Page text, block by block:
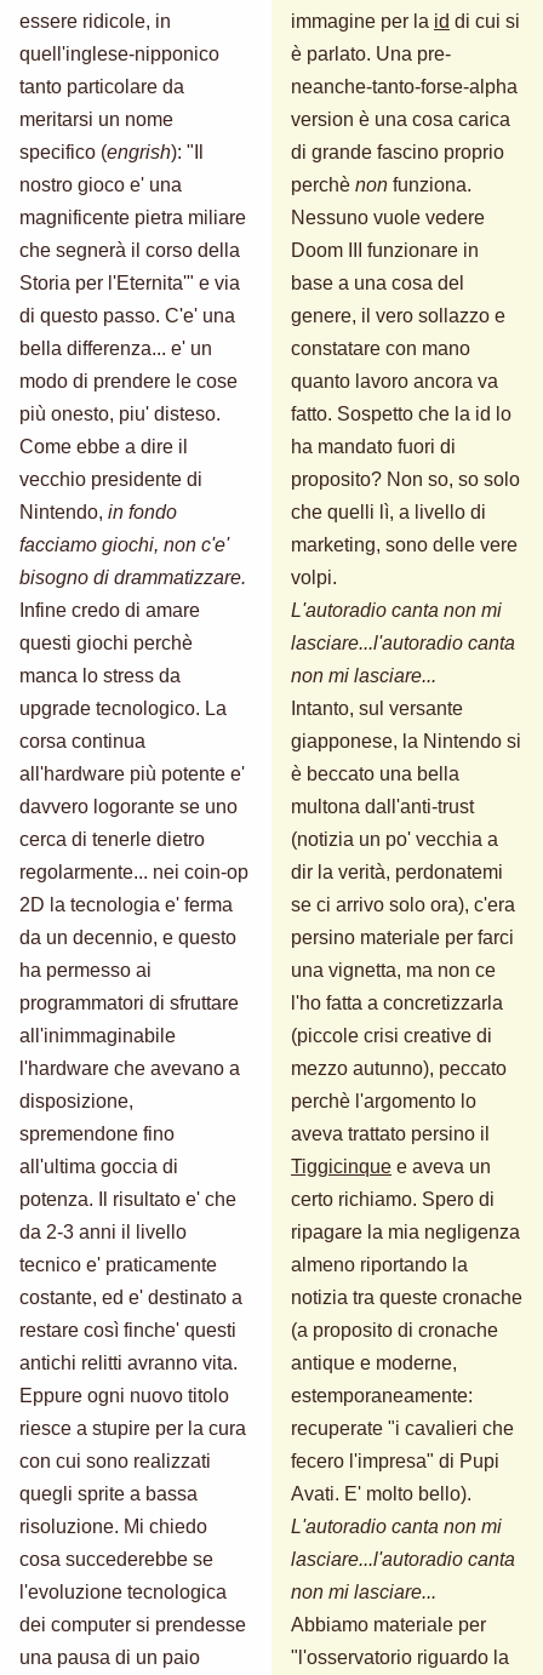
essere ridicole, in
quell'inglese-nipponico
tanto particolare da
meritarsi un nome
specifico (engrish): "Il
nostro gioco e' una
magnificente pietra miliare
che segnerà il corso della
Storia per l'Eternita'" e via
di questo passo. C'e' una
bella differenza... e' un
modo di prendere le cose
più onesto, piu' disteso.
Come ebbe a dire il
vecchio presidente di
Nintendo, in fondo
facciamo giochi, non c'e'
bisogno di drammatizzare.
Infine credo di amare
questi giochi perchè
manca lo stress da
upgrade tecnologico. La
corsa continua
all'hardware più potente e'
davvero logorante se uno
cerca di tenerle dietro
regolarmente... nei coin-op
2D la tecnologia e' ferma
da un decennio, e questo
ha permesso ai
programmatori di sfruttare
all'inimmaginabile
l'hardware che avevano a
disposizione,
spremendone fino
all'ultima goccia di
potenza. Il risultato e' che
da 2-3 anni il livello
tecnico e' praticamente
costante, ed e' destinato a
restare così finche' questi
antichi relitti avranno vita.
Eppure ogni nuovo titolo
riesce a stupire per la cura
con cui sono realizzati
quegli sprite a bassa
risoluzione. Mi chiedo
cosa succederebbe se
l'evoluzione tecnologica
dei computer si prendesse
una pausa di un paio
immagine per la id di cui si
è parlato. Una pre-
neanche-tanto-forse-alpha
version è una cosa carica
di grande fascino proprio
perchè non funziona.
Nessuno vuole vedere
Doom III funzionare in
base a una cosa del
genere, il vero sollazzo e
constatare con mano
quanto lavoro ancora va
fatto. Sospetto che la id lo
ha mandato fuori di
proposito? Non so, so solo
che quelli lì, a livello di
marketing, sono delle vere
volpi.
L'autoradio canta non mi
lasciare...l'autoradio canta
non mi lasciare...
Intanto, sul versante
giapponese, la Nintendo si
è beccato una bella
multona dall'anti-trust
(notizia un po' vecchia a
dir la verità, perdonatemi
se ci arrivo solo ora), c'era
persino materiale per farci
una vignetta, ma non ce
l'ho fatta a concretizzarla
(piccole crisi creative di
mezzo autunno), peccato
perchè l'argomento lo
aveva trattato persino il
Tiggicinque e aveva un
certo richiamo. Spero di
ripagare la mia negligenza
almeno riportando la
notizia tra queste cronache
(a proposito di cronache
antique e moderne,
estemporaneamente:
recuperate "i cavalieri che
fecero l'impresa" di Pupi
Avati. E' molto bello).
L'autoradio canta non mi
lasciare...l'autoradio canta
non mi lasciare...
Abbiamo materiale per
"l'osservatorio riguardo la